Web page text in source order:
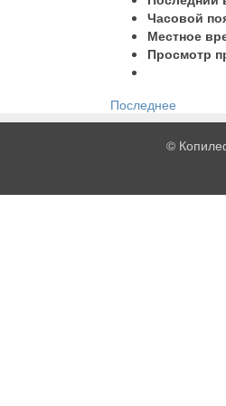
Часовой
Местное
Просмотр
Последнее
©